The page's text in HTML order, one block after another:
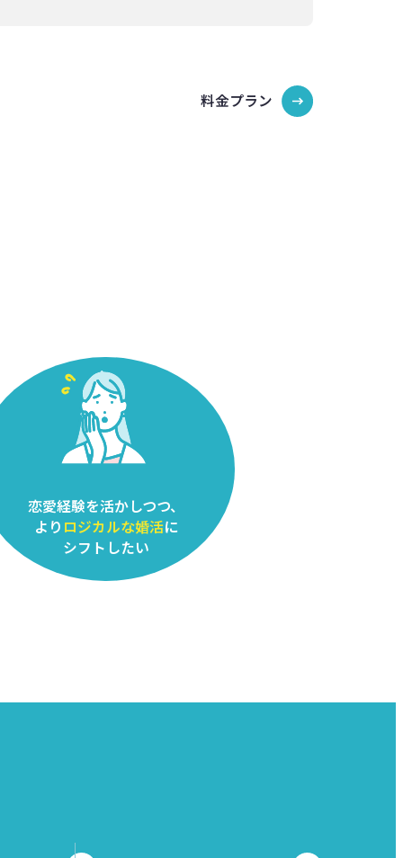
料金プラン
恋愛経験を活かしつつ、
より ロジカルな婚活に
シフトしたい